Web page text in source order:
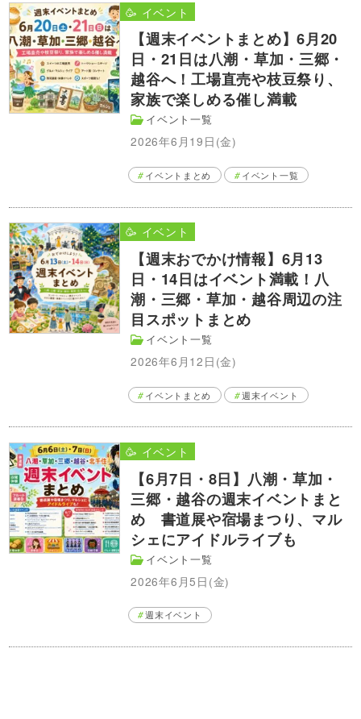
【週末イベントまとめ】6月20
日・21日は八潮・草加・三郷・
越谷へ！工場直売や枝豆祭り、
家族で楽しめる催し満載
イベント一覧
2026年6月19日(金)
🥳 イベント
イベントまとめ イベント一覧
【週末おでかけ情報】6月13
日・14日はイベント満載！八
潮・三郷・草加・越谷周辺の注
目スポットまとめ
イベント一覧
2026年6月12日(金)
🥳 イベント
イベントまとめ 週末イベント
【6月7日・8日】八潮・草加・
三郷・越谷の週末イベントまと
め 書道展や宿場まつり、マル
シェにアイドルライブも
イベント一覧
2026年6月5日(金)
🥳 イベント
週末イベント